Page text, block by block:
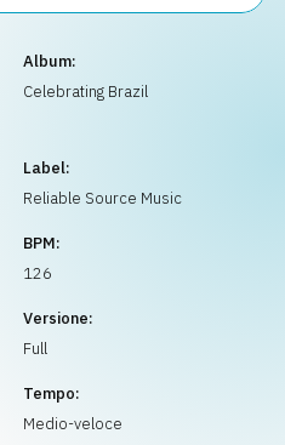
Album:
Celebrating Brazil
Label:
Reliable Source Music
BPM:
126
Versione:
Full
Tempo:
Medio-veloce